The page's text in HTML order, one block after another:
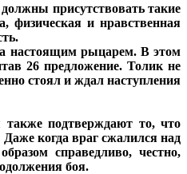
присутствовать такие
физическая и нравственная
настоящим рыцарем. В этом
26 предложение. Толик не
стоял и ждал наступления
подтверждают то, что
когда враг сжалился над
справедливо, честно,
боя.